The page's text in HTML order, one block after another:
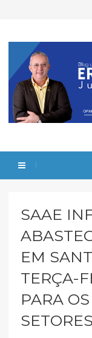
SAAE
EM
TERÇA-
PARA
SETORES